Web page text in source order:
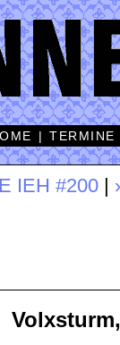
|TERMINE
IEH #200